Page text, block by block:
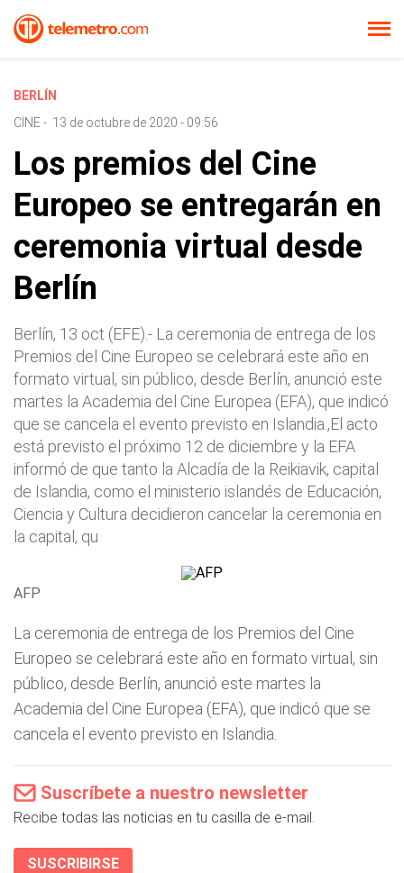
BERLÍN
CINE- 13 de octubre de 2020 - 09:56
Los premios del Cine
Europeo se entregarán en
ceremonia virtual desde
Berlín
Berlín, 13 oct (EFE).- La ceremonia de entrega de los
Premios del Cine Europeo se celebrará este año en
formato virtual, sin público, desde Berlín, anunció este
martes la Academia del Cine Europea (EFA), que indicó
que se cancela el evento previsto en Islandia.,El acto
está previsto el próximo 12 de diciembre y la EFA
informó de que tanto la Alcadía de la Reikiavik, capital
de Islandia, como el ministerio islandés de Educación,
Ciencia y Cultura decidieron cancelar la ceremonia en
la capital, qu
AFP
La ceremonia de entrega de los Premios del Cine
Europeo se celebrará este año en formato virtual, sin
público, desde Berlín, anunció este martes la
Academia del Cine Europea (EFA), que indicó que se
cancela el evento previsto en Islandia.
Suscríbete a nuestro newsletter
Recibe todas las noticias en tu casilla de e-mail.
SUSCRIBIRSE